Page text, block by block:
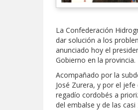
La Confederación
dar solución a los
anunciado hoy el
Gobierno en la provincia.
Acompañado por la
José Zurera, y por el
regadío cordobés a
del embalse y de las